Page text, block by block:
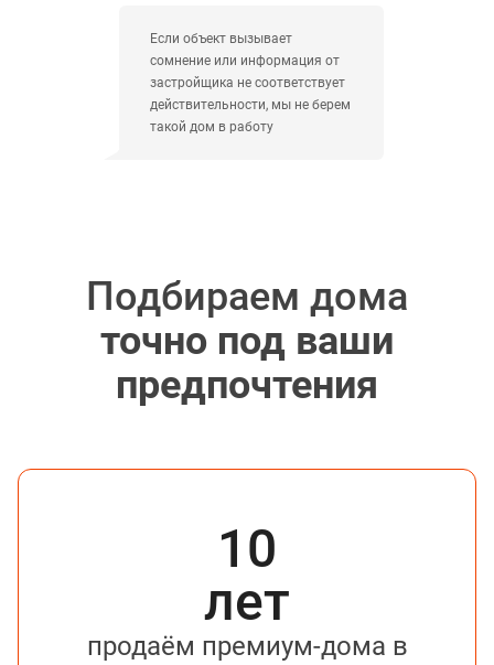
Если объект вызывает
сомнение или информация от
застройщика не соответствует
действительности, мы не берем
такой дом в работу
Подбираем дома
точно под ваши
предпочтения
10
лет
продаём премиум-дома в